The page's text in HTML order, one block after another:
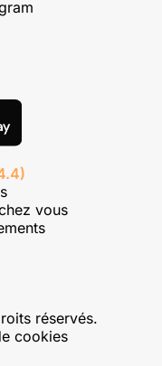
vous
réservés.
cookies